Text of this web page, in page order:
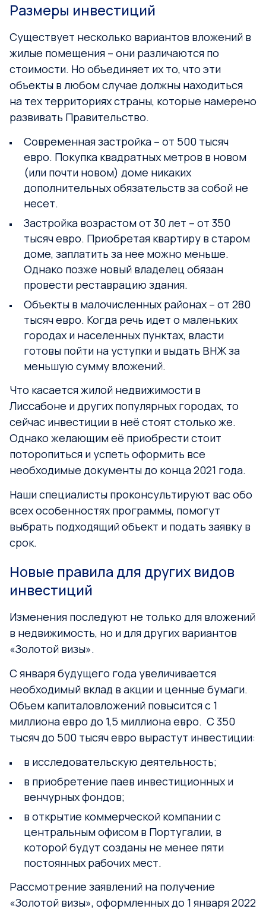
Размеры инвестиций
Существует несколько вариантов вложений в
жилые помещения – они различаются по
стоимости. Но объединяет их то, что эти
объекты в любом случае должны находиться
на тех территориях страны, которые намерено
развивать Правительство.
Современная застройка – от 500 тысяч
евро. Покупка квадратных метров в новом
(или почти новом) доме никаких
дополнительных обязательств за собой не
несет.
Застройка возрастом от 30 лет – от 350
тысяч евро. Приобретая квартиру в старом
доме, заплатить за нее можно меньше.
Однако позже новый владелец обязан
провести реставрацию здания.
Объекты в малочисленных районах – от 280
тысяч евро. Когда речь идет о маленьких
городах и населенных пунктах, власти
готовы пойти на уступки и выдать ВНЖ за
меньшую сумму вложений.
Что касается жилой недвижимости в
Лиссабоне и других популярных городах, то
сейчас инвестиции в неё стоят столько же.
Однако желающим её приобрести стоит
поторопиться и успеть оформить все
необходимые документы до конца 2021 года.
Наши специалисты проконсультируют вас обо
всех особенностях программы, помогут
выбрать подходящий объект и подать заявку в
срок.
Новые правила для других видов
инвестиций
Изменения последуют не только для вложений
в недвижимость, но и для других вариантов
«Золотой визы».
С января будущего года увеличивается
необходимый вклад в акции и ценные бумаги.
Объем капиталовложений повысится с 1
миллиона евро до 1,5 миллиона евро. С 350
тысяч до 500 тысяч евро вырастут инвестиции:
в исследовательскую деятельность;
в приобретение паев инвестиционных и
венчурных фондов;
в открытие коммерческой компании с
центральным офисом в Португалии, в
которой будут созданы не менее пяти
постоянных рабочих мест.
Рассмотрение заявлений на получение
«Золотой визы», оформленных до 1 января 2022